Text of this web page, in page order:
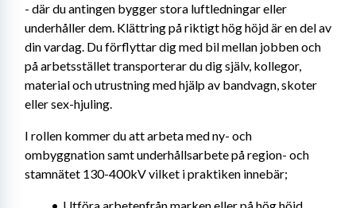
- där du antingen bygger stora luftledningar eller
underhåller dem. Klättring på riktigt hög höjd är en del av
din vardag. Du förflyttar dig med bil mellan jobben och
på arbetsstället transporterar du dig själv, kollegor,
material och utrustning med hjälp av bandvagn, skoter
eller sex-hjuling.
I rollen kommer du att arbeta med ny- och
ombyggnation samt underhållsarbete på region- och
stamnätet 130-400kV vilket i praktiken innebär;